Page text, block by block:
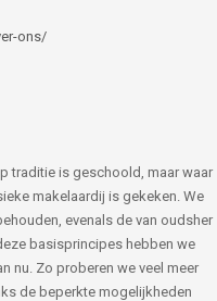
ons/
traditie is geschoold, maar waar
makelaardij is gekeken. We
evenals de van oudsher
basisprincipes hebben we
nu. Zo proberen we veel meer
de beperkte mogelijkheden